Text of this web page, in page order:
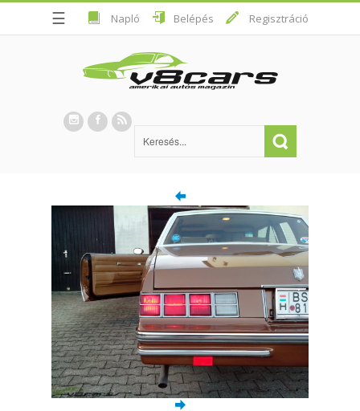
☰ Napló Belépés Regisztráció